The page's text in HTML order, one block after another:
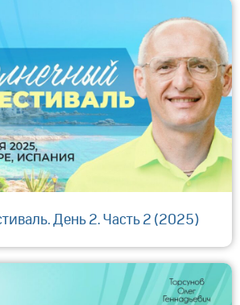
День 2. Часть 2 (2025)